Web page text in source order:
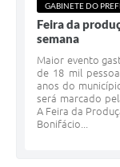
GABINETE DO
Feira da
semana
Maior evento
de 18 mil
anos do
será marcado
A Feira da
Bonifácio...